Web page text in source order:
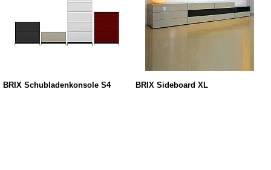
BRIX Schubladenkonsole S4 BRIX Sideboard XL